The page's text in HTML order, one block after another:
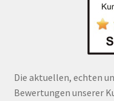
Die aktuellen, echten
Bewertungen unserer